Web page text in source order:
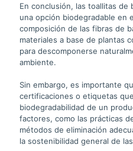
En conclusión, las toallitas de
una opción biodegradable en
composición de las fibras de
materiales a base de plantas
para descomponerse
ambiente.
Sin embargo, es importante
certificaciones o etiquetas
biodegradabilidad de un
factores, como las prácticas
métodos de eliminación
la sostenibilidad general de